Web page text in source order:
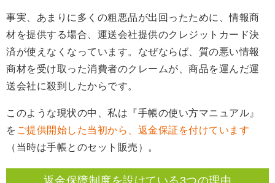
事実、あまりに多くの粗悪品が出回ったために、情報商
材を提供する場合、運送会社提供のクレジットカード決
済が使えなくなっています。なぜならば、質の悪い情報
商材を受け取った消費者のクレームが、商品を運んだ運
送会社に殺到したからです。
このような現状の中、私は『手帳の使い方マニュアル』
を ご提供開始した当初から、返金保証を付けています
（当時は手帳とのセット販売）。